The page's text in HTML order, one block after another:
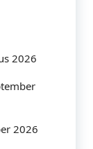
2026
2026